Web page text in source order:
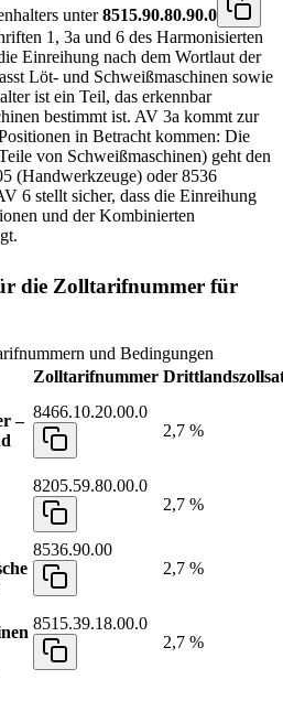
unter8515.90.80.90.0
1, 3a und 6 des Harmonisierten
Einreihung nach dem Wortlaut der
Löt- und Schweißmaschinen sowie
ist ein Teil, das erkennbar
bestimmt ist. AV 3a kommt zur
in Betracht kommen: Die
von Schweißmaschinen) geht den
(Handwerkzeuge) oder 8536
6 stellt sicher, dass die Einreihung
und der Kombinierten
die Zolltarifnummer für
und Bedingungen
Zolltarifnummer
– 8466.10.20.00.0
2,7 %
8205.59.80.00.0
2,7 %
8536.90.00
2,7 %
8515.39.18.00.0
2,7 %